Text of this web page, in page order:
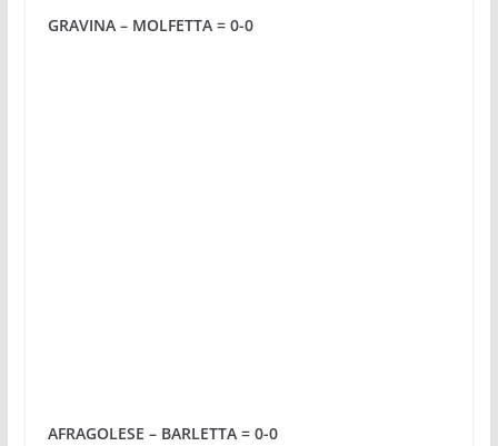
GRAVINA – MOLFETTA = 0-0
AFRAGOLESE – BARLETTA = 0-0